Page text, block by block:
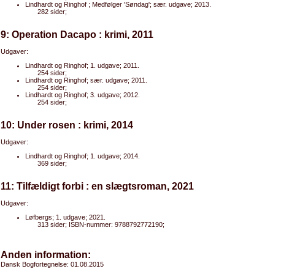
Lindhardt og Ringhof ; Medfølger 'Søndag'; sær. udgave; 2013.
282 sider;
9: Operation Dacapo : krimi, 2011
Udgaver:
Lindhardt og Ringhof; 1. udgave; 2011.
254 sider;
Lindhardt og Ringhof; sær. udgave; 2011.
254 sider;
Lindhardt og Ringhof; 3. udgave; 2012.
254 sider;
10: Under rosen : krimi, 2014
Udgaver:
Lindhardt og Ringhof; 1. udgave; 2014.
369 sider;
11: Tilfældigt forbi : en slægtsroman, 2021
Udgaver:
Løfbergs; 1. udgave; 2021.
313 sider; ISBN-nummer: 9788792772190;
Anden information:
Dansk Bogfortegnelse: 01.08.2015